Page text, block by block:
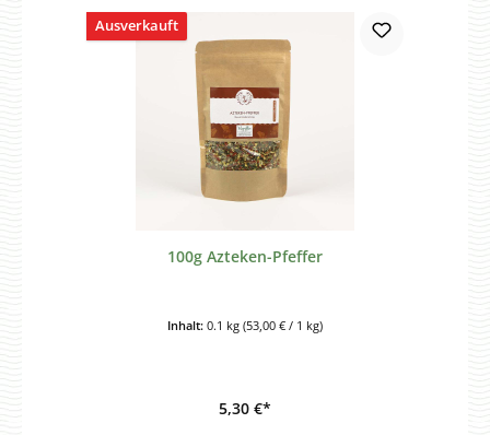
Ausverkauft
100g Azteken-Pfeffer
Inhalt: 0.1 kg (53,00 € / 1 kg)
5,30 €*